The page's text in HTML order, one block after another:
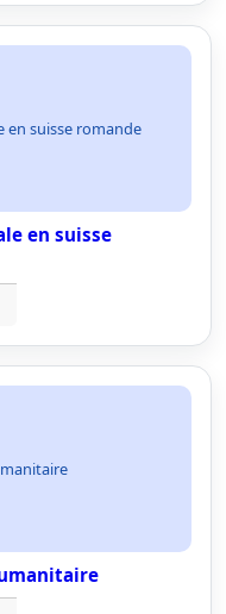
suisse romande
en suisse